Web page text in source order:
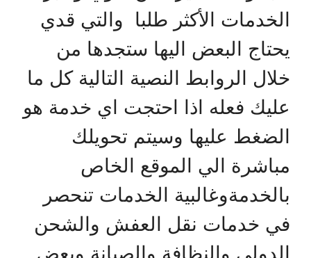
الخدمات الأكثر طلبا والتي قدي
يحتاج البعض اليها ستجدها من
خلال الروابط النصية التالية كل ما
عليك فعله اذا احتجت اي خدمة هو
الضغط عليها وسيتم تحويلك
مباشرة الي الموقع الخاص
بالخدمةوغالبية الخدمات تنحصر
في خدمات نقل العفش والشحن
الدولي والنظافة والصيانة وبعض